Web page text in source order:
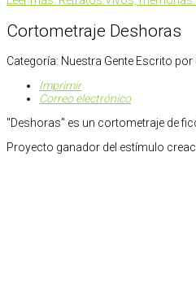
Cortometraje Deshoras
Categoría: Nuestra Gente Escrito por
Imprimir
Correo electrónico
"Deshoras" es un cortometraje de
Proyecto ganador del estímulo